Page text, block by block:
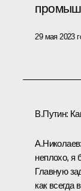
29 мая 2023
В.Путин:
А.Николаев:
неплохо, я
Главную
как всегда